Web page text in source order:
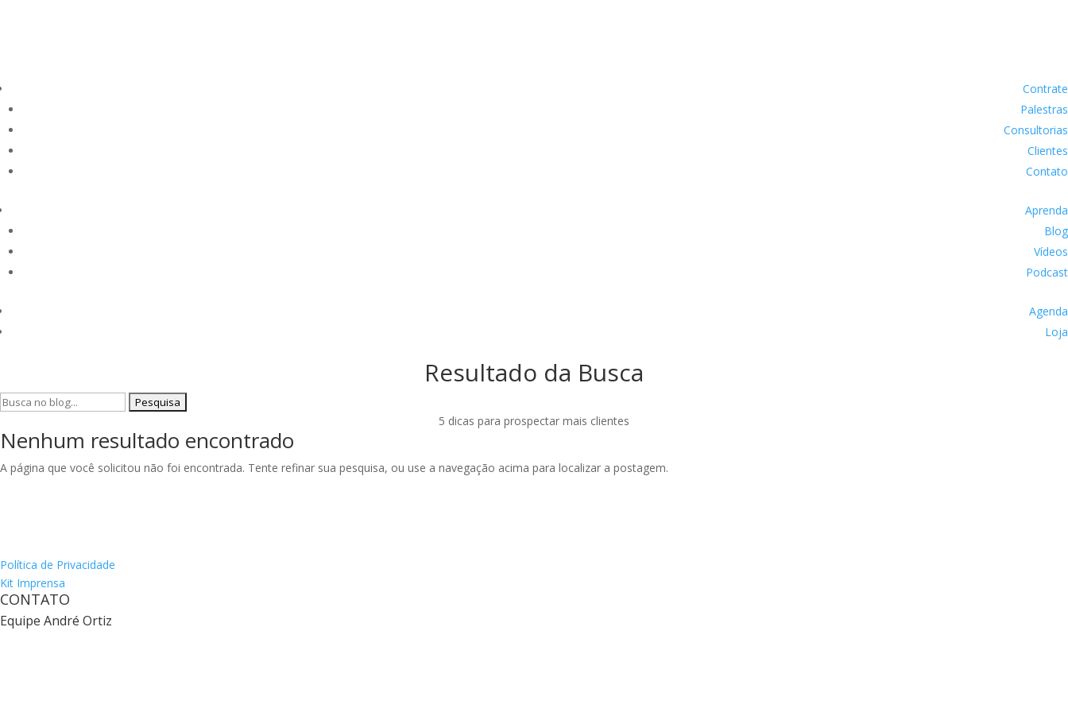
Contrate
Palestras
Consultorias
Clientes
Contato
Aprenda
Blog
Vídeos
Podcast
Agenda
Loja
Resultado da Busca
Pesquisar
5 dicas para prospectar mais clientes
Nenhum resultado encontrado
A página que você solicitou não foi encontrada. Tente refinar sua pesquisa, ou use a navegação acima para localizar a postagem.
Política de Privacidade
Kit Imprensa
CONTATO
Equipe André Ortiz